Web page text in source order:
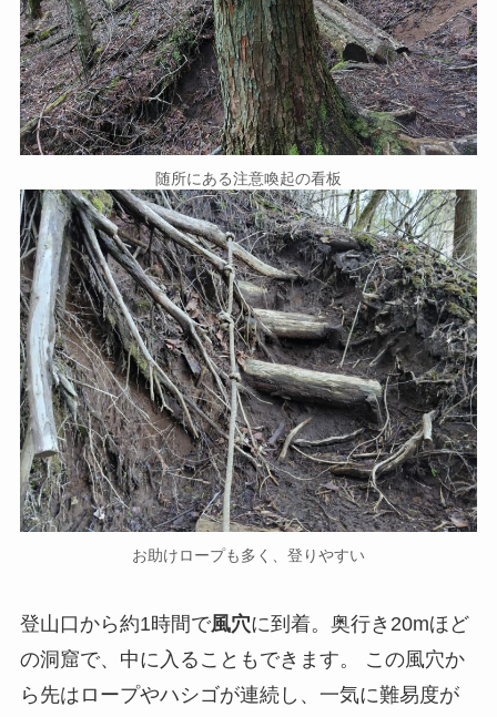
随所にある注意喚起の看板
お助けロープも多く、登りやすい
登山口から約1時間で風穴に到着。奥行き20mほど
の洞窟で、中に入ることもできます。 この風穴か
ら先はロープやハシゴが連続し、一気に難易度が